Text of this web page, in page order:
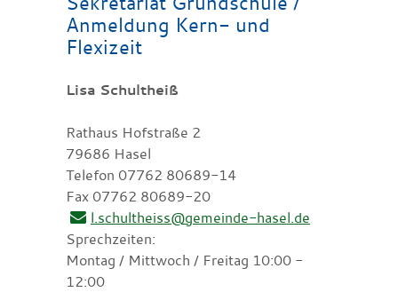
Anmeldung Kern- und
Flexizeit
Lisa Schultheiß
Rathaus Hofstraße 2
79686 Hasel
Telefon 07762 80689-14
Fax 07762 80689-20
l.schultheiss@gemeinde-hasel.de
Sprechzeiten:
Montag / Mittwoch / Freitag 10:00 -
12:00